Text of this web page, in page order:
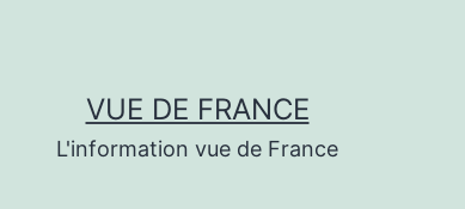
VUE DE FRANCE
L'information vue de France